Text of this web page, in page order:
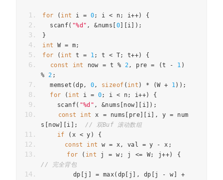
for ( int i = 0; i < n; i++)
{
scanf( "%d" , &nums [0][i ]);
}
int
W = m;
for
( int t = 1 ; t < T; t++)
{
const
int now = t % 2 , pre = (t - 1 )
%
2 ;
memset (dp, 0 , sizeof ( int ) * (W + 1 ));
for
( int i = 0; i < n; i++)
{
scanf( "%d" , &nums [now ][ i ]);
const
int x = nums [ pre][ i ], y =
num
s [now][i ];
// 双Buf 滚动数组
if
( x < y )
{
const
int w = x , val = y - x ;
for
( int j = w ; j <= W; j++)
{
// 完全背包
dp [j ] = max( dp [ j ], dp [j - w ]
+